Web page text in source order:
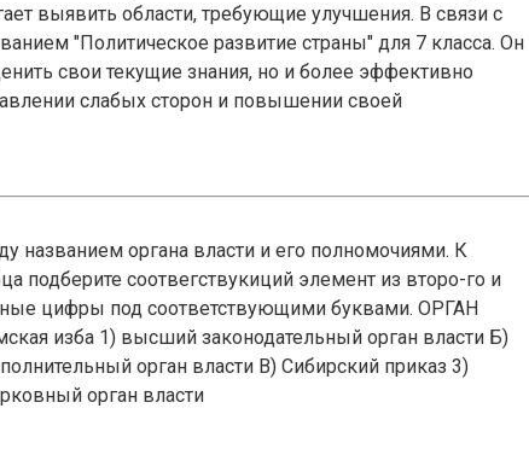
выявить области, требующие улучшения. В связи с
"Политическое развитие страны" для 7 класса. Он
свои текущие знания, но и более эффективно
слабых сторон и повышении своей
названием органа власти и его полномочиями. К
подберите соотвегствукиций элемент из второ-го и
цифры под соответствующими буквами. ОРГАН
изба 1) высший законодательный орган власти Б)
орган власти В) Сибирский приказ 3)
орган власти